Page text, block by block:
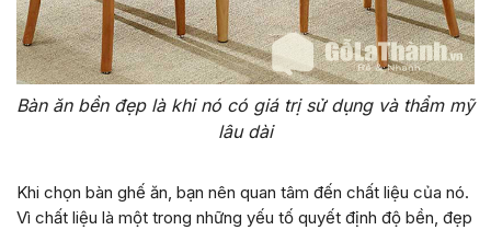
Bàn ăn bền đẹp là khi nó có giá trị sử dụng và thẩm mỹ
lâu dài
Khi chọn bàn ghế ăn, bạn nên quan tâm đến chất liệu của nó.
Vì chất liệu là một trong những yếu tố quyết định độ bền, đẹp